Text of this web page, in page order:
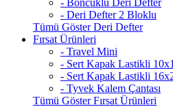
- Boncuklu Deri Defter
- Deri Defter 2 Bloklu
Tümü Göster Deri Defter
Fırsat Ürünleri
- Travel Mini
- Sert Kapak Lastikli
- Sert Kapak Lastikli
- Tyvek Kalem Çantası
Tümü Göster Fırsat Ürünleri